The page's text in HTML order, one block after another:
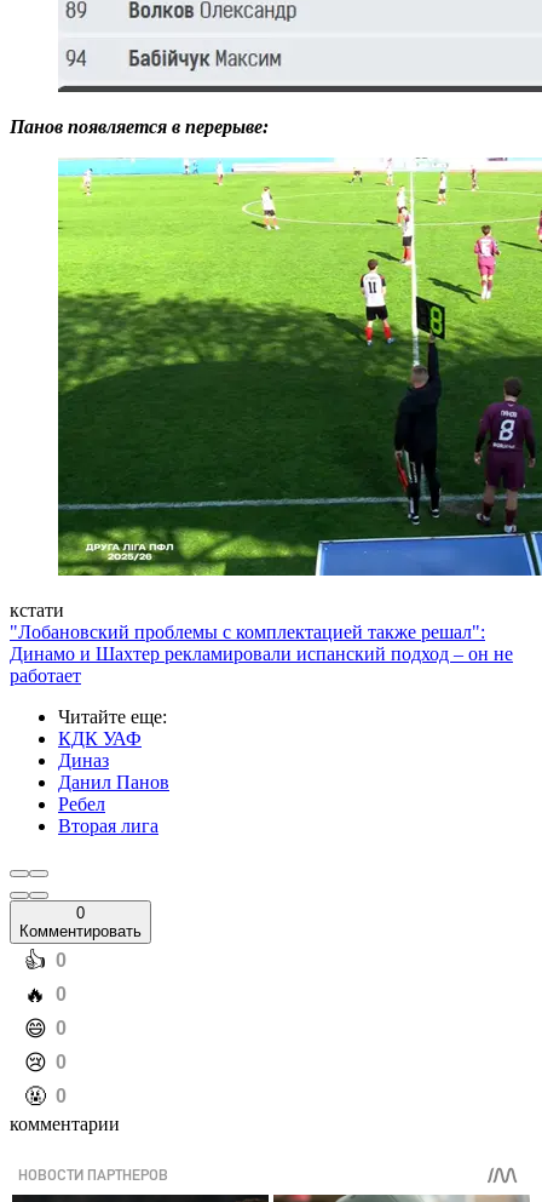
Панов появляется в перерыве:
кстати
"Лобановский проблемы с комплектацией также решал":
Динамо и Шахтер рекламировали испанский подход – он не
работает
Читайте еще:
КДК УАФ
Диназ
Данил Панов
Ребел
Вторая лига
0
Комментировать
️👍 0
️🔥 0
️😄 0
️😢 0
️🤬 0
комментарии